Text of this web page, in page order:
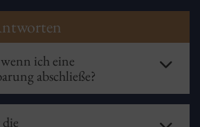
ich eine
abschließe?
Gebühren von
dürfen, kann es nicht